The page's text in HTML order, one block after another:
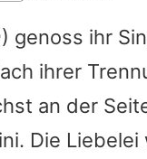
Alle
genoss ihr
ihrer
an der
Die